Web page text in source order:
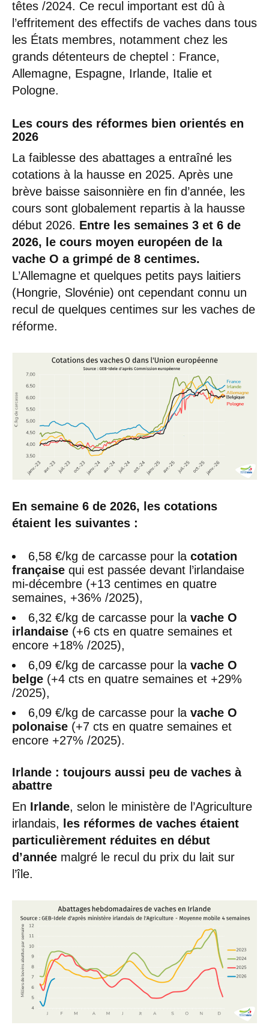
têtes /2024. Ce recul important est dû à
l’effritement des effectifs de vaches dans tous
les États membres, notamment chez les
grands détenteurs de cheptel : France,
Allemagne, Espagne, Irlande, Italie et
Pologne.
Les cours des réformes bien orientés en
2026
La faiblesse des abattages a entraîné les
cotations à la hausse en 2025. Après une
brève baisse saisonnière en fin d’année, les
cours sont globalement repartis à la hausse
début 2026. Entre les semaines 3 et 6 de
2026, le cours moyen européen de la
vache O a grimpé de 8 centimes.
L’Allemagne et quelques petits pays laitiers
(Hongrie, Slovénie) ont cependant connu un
recul de quelques centimes sur les vaches de
réforme.
En semaine 6 de 2026, les cotations
étaient les suivantes :
6,58 €/kg de carcasse pour la cotation
française qui est passée devant l’irlandaise
mi-décembre (+13 centimes en quatre
semaines, +36% /2025),
6,32 €/kg de carcasse pour la vache O
irlandaise (+6 cts en quatre semaines et
encore +18% /2025),
6,09 €/kg de carcasse pour la vache O
belge (+4 cts en quatre semaines et +29%
/2025),
6,09 €/kg de carcasse pour la vache O
polonaise (+7 cts en quatre semaines et
encore +27% /2025).
Irlande : toujours aussi peu de vaches à
abattre
En Irlande, selon le ministère de l’Agriculture
irlandais,
les réformes de vaches étaient
particulièrement réduites en début
d’année malgré le recul du prix du lait sur
l’île.